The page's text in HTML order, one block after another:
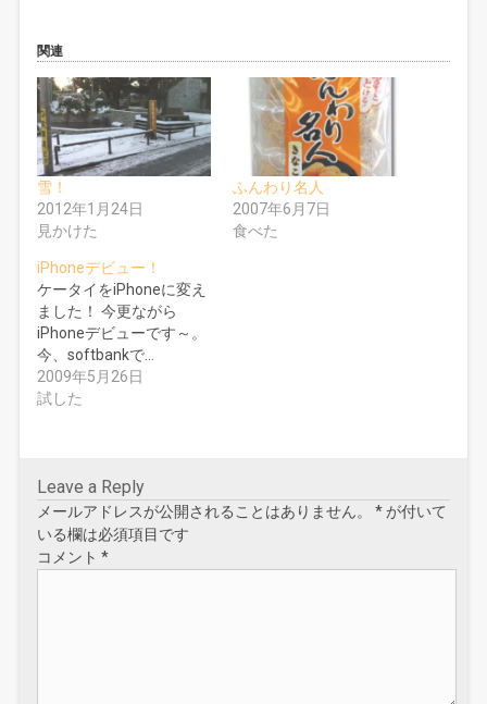
k
で
共
有
す
る
に
は
ク
リ
ク
し
て
く
だ
さ
い
(
新
し
い
ウ
ィ
ン
ド
ウ
)
w
i
t
t
e
r
で
共
有
(
し
い
ド
ウ
で
開
き
ま
す
)
関連
雪！
2012年1月24日
見かけた
ふんわり名人
2007年6月7日
食べた
iPhoneデビュー！
ケータイをiPhoneに変え
ました！ 今更ながら
iPhoneデビューです～。
今、softbankで…
2009年5月26日
試した
Leave a Reply
メールアドレスが公開されることはありません。 * が付いて
いる欄は必須項目です
コメント*